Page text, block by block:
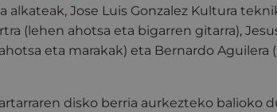
Jose Luis Gonzalez Kultura
(lehen ahotsa eta bigarren gitarra),
eta marakak) eta Bernardo Aguilera
disko berria aurkezteko balioko